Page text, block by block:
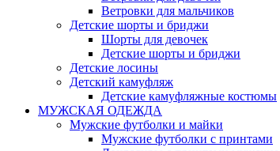
Ветровки для мальчиков
Детские шорты и бриджи
Шорты для девочек
Детские шорты и бриджи
Детские лосины
Детский камуфляж
Детские камуфляжные костюмы
МУЖСКАЯ ОДЕЖДА
Мужские футболки и майки
Мужские футболки с принтами